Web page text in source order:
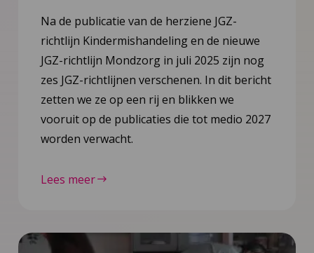
Na de publicatie van de herziene JGZ-
richtlijn Kindermishandeling en de nieuwe
JGZ-richtlijn Mondzorg in juli 2025 zijn nog
zes JGZ-richtlijnen verschenen. In dit bericht
zetten we ze op een rij en blikken we
vooruit op de publicaties die tot medio 2027
worden verwacht.
Lees meer